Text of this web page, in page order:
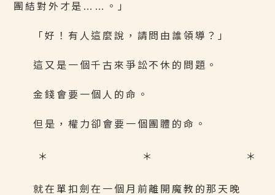
團結對外才是……。」
「好！有人這麼說，請問由誰領導？」
這又是一個千古來爭訟不休的問題。
金錢會要一個人的命。
但是，權力卻會要一個團體的命。
＊ ＊ ＊
就在單扣劍在一個月前離開魔教的那天晚